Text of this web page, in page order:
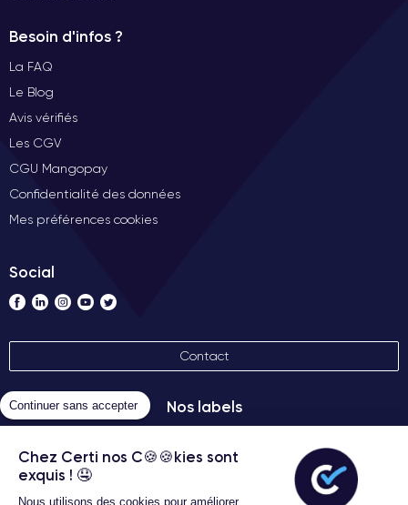
Continuer sans accepter
Chez Certi nos C🍪🍪kies sont
exquis ! 🤤
Nous utilisons des cookies pour améliorer
Besoin d'infos ?
La FAQ
Le Blog
Avis vérifiés
Les CGV
CGU Mangopay
Confidentialité des données
Mes préférences cookies
Social
Contact
Nos labels